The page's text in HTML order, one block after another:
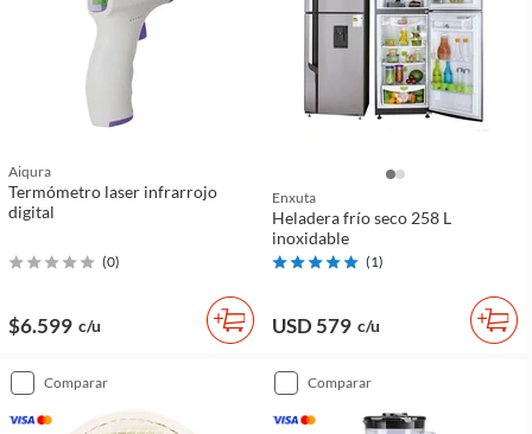
Aiqura
Termómetro laser infrarrojo
digital
(0)
$6.599 c/u
Enxuta
Heladera frío seco 258 L
inoxidable
(1)
USD 579 c/u
comparar comparar